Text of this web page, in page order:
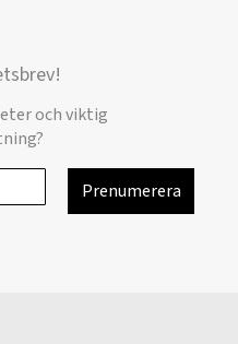
och viktig